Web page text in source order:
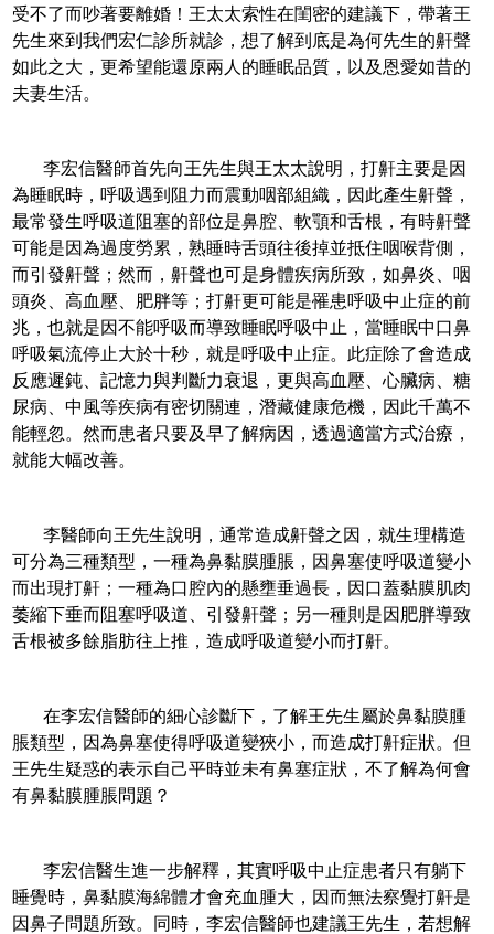
受不了而吵著要離婚！王太太索性在閨密的建議下，帶著王
先生來到我們宏仁診所就診，想了解到底是為何先生的鼾聲
如此之大，更希望能還原兩人的睡眠品質，以及恩愛如昔的
夫妻生活。
李宏信醫師首先向王先生與王太太說明，打鼾主要是因
為睡眠時，呼吸遇到阻力而震動咽部組織，因此產生鼾聲，
最常發生呼吸道阻塞的部位是鼻腔、軟顎和舌根，有時鼾聲
可能是因為過度勞累，熟睡時舌頭往後掉並抵住咽喉背側，
而引發鼾聲；然而，鼾聲也可是身體疾病所致，如鼻炎、咽
頭炎、高血壓、肥胖等；打鼾更可能是罹患呼吸中止症的前
兆，也就是因不能呼吸而導致睡眠呼吸中止，當睡眠中口鼻
呼吸氣流停止大於十秒，就是呼吸中止症。此症除了會造成
反應遲鈍、記憶力與判斷力衰退，更與高血壓、心臟病、糖
尿病、中風等疾病有密切關連，潛藏健康危機，因此千萬不
能輕忽。然而患者只要及早了解病因，透過適當方式治療，
就能大幅改善。
李醫師向王先生說明，通常造成鼾聲之因，就生理構造
可分為三種類型，一種為鼻黏膜腫脹，因鼻塞使呼吸道變小
而出現打鼾；一種為口腔內的懸壅垂過長，因口蓋黏膜肌肉
萎縮下垂而阻塞呼吸道、引發鼾聲；另一種則是因肥胖導致
舌根被多餘脂肪往上推，造成呼吸道變小而打鼾。
在李宏信醫師的細心診斷下，了解王先生屬於鼻黏膜腫
脹類型，因為鼻塞使得呼吸道變狹小，而造成打鼾症狀。但
王先生疑惑的表示自己平時並未有鼻塞症狀，不了解為何會
有鼻黏膜腫脹問題？
李宏信醫生進一步解釋，其實呼吸中止症患者只有躺下
睡覺時，鼻黏膜海綿體才會充血腫大，因而無法察覺打鼾是
因鼻子問題所致。同時，李宏信醫師也建議王先生，若想解